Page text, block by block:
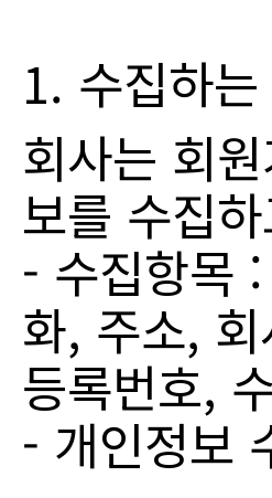
1. 수집하
회사는 회
보를 수집
- 수집항목
화, 주소,
등록번호,
- 개인정보